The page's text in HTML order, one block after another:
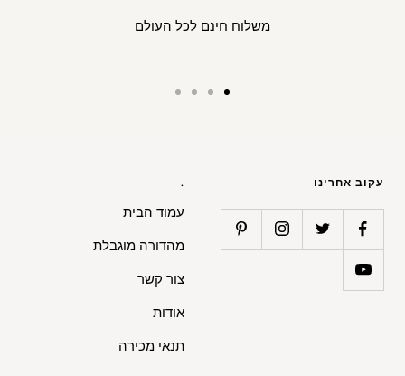
משלוח חינם לכל העולם
עקוב אחרינו .
עמוד הבית
מהדורה מוגבלת
צור קשר
אודות
תנאי מכירה